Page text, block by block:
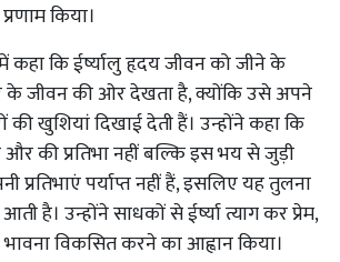
किया।
कि ईर्ष्यालु हृदय जीवन को जीने के
के जीवन की ओर देखता है, क्योंकि उसे अपने
की खुशियां दिखाई देती हैं। उन्होंने कहा कि
और की प्रतिभा नहीं बल्कि इस भय से जुड़ी
प्रतिभाएं पर्याप्त नहीं हैं, इसलिए यह तुलना
है। उन्होंने साधकों से ईर्ष्या त्याग कर प्रेम,
विकसित करने का आह्वान किया।